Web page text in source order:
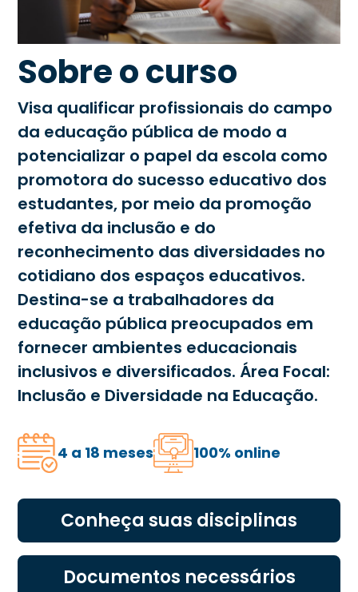
Sobre o curso
Visa qualificar profissionais do campo
da educação pública de modo a
potencializar o papel da escola como
promotora do sucesso educativo dos
estudantes, por meio da promoção
efetiva da inclusão e do
reconhecimento das diversidades no
cotidiano dos espaços educativos.
Destina-se a trabalhadores da
educação pública preocupados em
fornecer ambientes educacionais
inclusivos e diversificados. Área Focal:
Inclusão e Diversidade na Educação.
4 a 18 meses 100% online
Conheça suas disciplinas
Documentos necessários